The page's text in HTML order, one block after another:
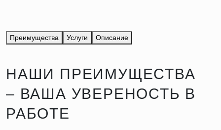
Преимущества Услуги Описание
НАШИ ПРЕИМУЩЕСТВА
– ВАША УВЕРЕНОСТЬ В
РАБОТЕ